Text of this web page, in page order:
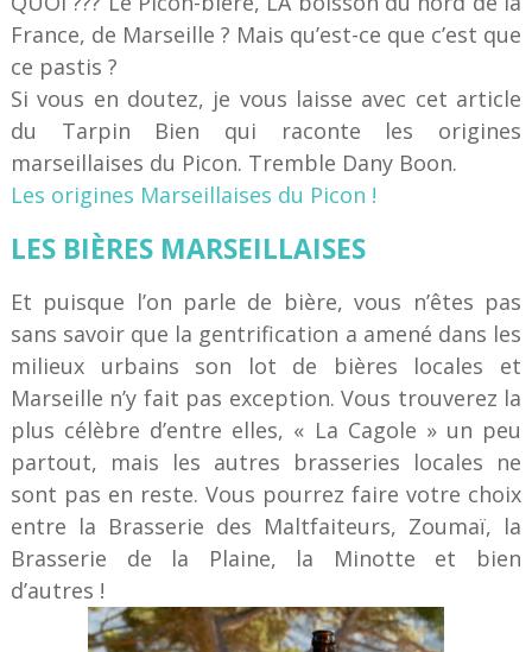
France, de Marseille ? Mais qu’est-ce que c’est que
ce pastis ?
Si vous en doutez, je vous laisse avec cet article
du Tarpin Bien qui raconte les origines
marseillaises du Picon. Tremble Dany Boon.
Les origines Marseillaises du Picon !
LES BIÈRES MARSEILLAISES
Et puisque l’on parle de bière, vous n’êtes pas
sans savoir que la gentrification a amené dans les
milieux urbains son lot de bières locales et
Marseille n’y fait pas exception. Vous trouverez la
plus célèbre d’entre elles, « La Cagole » un peu
partout, mais les autres brasseries locales ne
sont pas en reste. Vous pourrez faire votre choix
entre la Brasserie des Maltfaiteurs, Zoumaï, la
Brasserie de la Plaine, la Minotte et bien
d’autres !